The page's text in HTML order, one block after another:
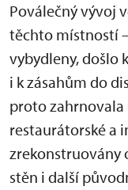
Poválečný vývoj
těchto místností
vybydleny, došlo
i k zásahům do
proto
restaurátorské a
zrekonstruovány
stěn i další